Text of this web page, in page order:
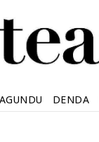
DENDA